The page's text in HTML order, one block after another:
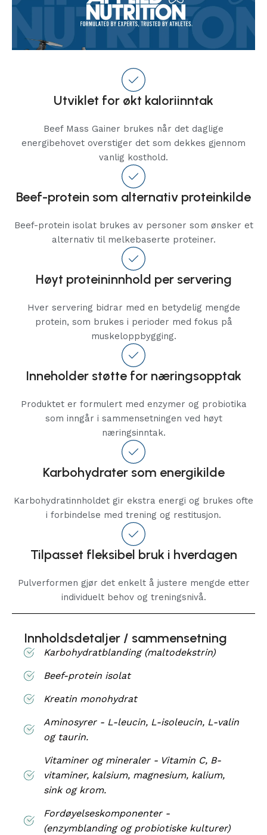
Utviklet for økt kaloriinntak
Beef Mass Gainer brukes når det daglige
energibehovet overstiger det som dekkes gjennom
vanlig kosthold.
Beef-protein som alternativ proteinkilde
Beef-protein isolat brukes av personer som ønsker et
alternativ til melkebaserte proteiner.
Høyt proteininnhold per servering
Hver servering bidrar med en betydelig mengde
protein, som brukes i perioder med fokus på
muskeloppbygging.
Inneholder støtte for næringsopptak
Produktet er formulert med enzymer og probiotika
som inngår i sammensetningen ved høyt
næringsinntak.
Karbohydrater som energikilde
Karbohydratinnholdet gir ekstra energi og brukes ofte
i forbindelse med trening og restitusjon.
Tilpasset fleksibel bruk i hverdagen
Pulverformen gjør det enkelt å justere mengde etter
individuelt behov og treningsnivå.
Innholdsdetaljer / sammensetning
Karbohydratblanding (maltodekstrin)
Beef-protein isolat
Kreatin monohydrat
Aminosyrer - L-leucin, L-isoleucin, L-valin
og taurin.
Vitaminer og mineraler - Vitamin C, B-
vitaminer, kalsium, magnesium, kalium,
sink og krom.
Fordøyelseskomponenter -
(enzymblanding og probiotiske kulturer)